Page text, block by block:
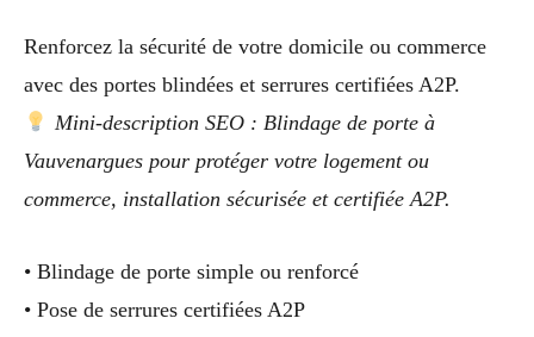
Renforcez la sécurité de votre domicile ou commerce
avec des portes blindées et serrures certifiées A2P.
Mini-description SEO : Blindage de porte à
Vauvenargues pour protéger votre logement ou
commerce, installation sécurisée et certifiée A2P.
• Blindage de porte simple ou renforcé
• Pose de serrures certifiées A2P